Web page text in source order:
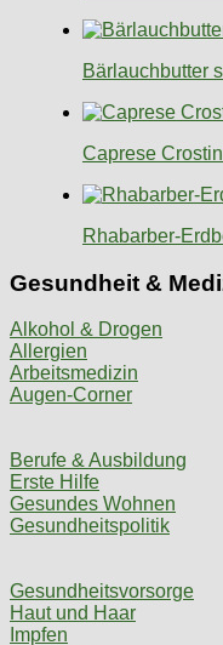
Bärlauchbutter
Caprese
Rhabarber-
Gesundheit &
Alkohol & Drogen
Allergien
Arbeitsmedizin
Augen-Corner
Berufe & Ausbildung
Erste Hilfe
Gesundes Wohnen
Gesundheitspolitik
Gesundheitsvorsorge
Haut und Haar
Impfen